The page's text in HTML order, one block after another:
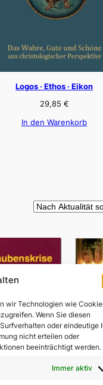
wir Technologien wie
Wenn Sie diesen
oder eindeutige
nicht erteilen oder
beeinträchtigt werden.
Immer aktiv
Logos · Ethos · Eikon
29,85 €
In den Warenkorb